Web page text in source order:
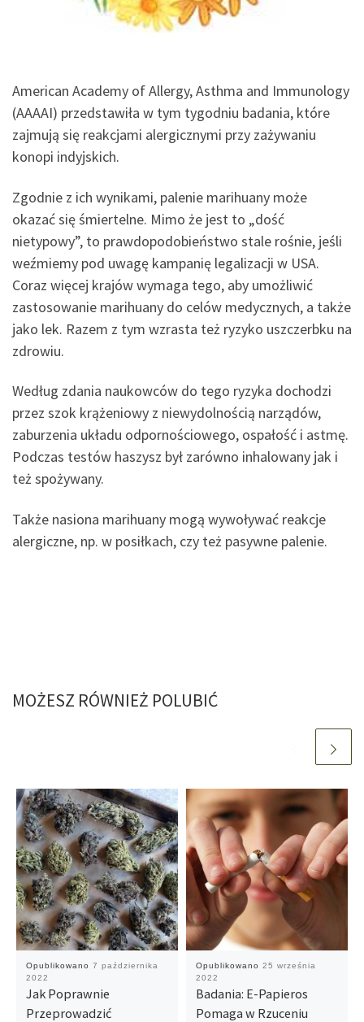
American Academy of Allergy, Asthma and Immunology
(AAAAI) przedstawiła w tym tygodniu badania, które
zajmują się reakcjami alergicznymi przy zażywaniu
konopi indyjskich.
Zgodnie z ich wynikami, palenie marihuany może
okazać się śmiertelne. Mimo że jest to „dość
nietypowy”, to prawdopodobieństwo stale rośnie, jeśli
weźmiemy pod uwagę kampanię legalizacji w USA.
Coraz więcej krajów wymaga tego, aby umożliwić
zastosowanie marihuany do celów medycznych, a także
jako lek. Razem z tym wzrasta też ryzyko uszczerbku na
zdrowiu.
Według zdania naukowców do tego ryzyka dochodzi
przez szok krążeniowy z niewydolnością narządów,
zaburzenia układu odpornościowego, ospałość i astmę.
Podczas testów haszysz był zarówno inhalowany jak i
też spożywany.
Także nasiona marihuany mogą wywoływać reakcje
alergiczne, np. w posiłkach, czy też pasywne palenie.
MOŻESZ RÓWNIEŻ POLUBIĆ
Opublikowano 7 października
2022
Jak Poprawnie
Przeprowadzić
Opublikowano 25 września
2022
Badania: E-Papieros
Pomaga w Rzuceniu